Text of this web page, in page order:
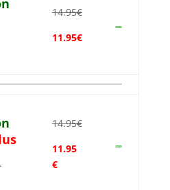
14.95€
11.95€
14.95€
11.95
€